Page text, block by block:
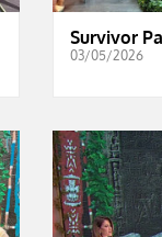
Survivor
03/05/2026